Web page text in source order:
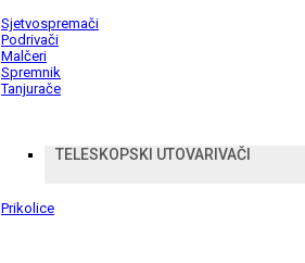
Sjetvospremači
Podrivači
Malčeri
Spremnik
Tanjurače
TELESKOPSKI UTOVARIVAČI
Prikolice